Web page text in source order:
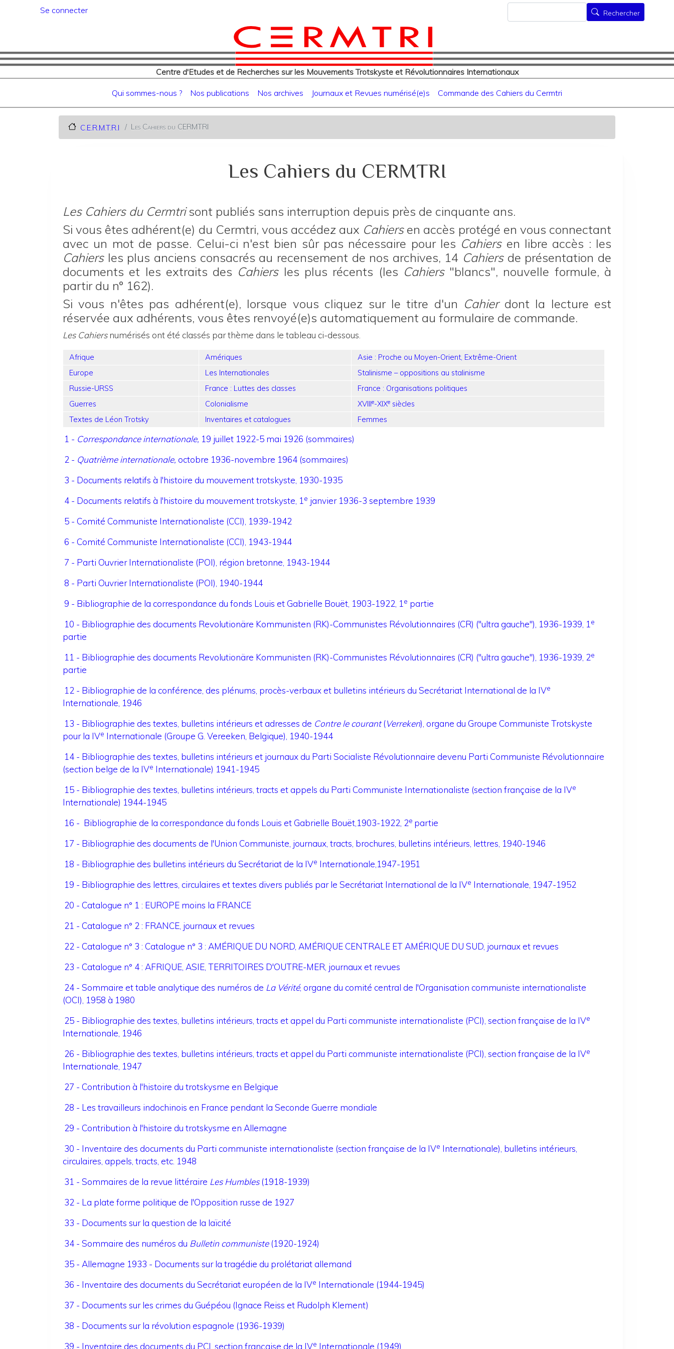
contenu
principal
Menu du compte de l'utilisateur
Se connecter
Centre d'Etudes et de Recherches sur les Mouvements Trotskyste et Révolutionnaires Internationaux
Rechercher
Rechercher
Navigation principale
Qui sommes-nous ? Nos publications Nos archives Journaux et Revues numérisé(e)s Commande des Cahiers du Cermtri
C.E.R.M.T.R.I Les Cahiers du CERMTRI
Les Cahiers du CERMTRI
Les Cahiers du Cermtrisont publiés sans interruption depuis près de cinquante ans.
Si vous êtes adhérent(e) du Cermtri, vous accédez aux Cahiersen accès protégé en vous connectant
avec un mot de passe. Celui-ci n'est bien sûr pas nécessaire pour les Cahiersen libre accès : les
Cahiers les plus anciens consacrés au recensement de nos archives, 14 Cahiersde présentation de
documents et les extraits des Cahiersles plus récents (les Cahiers"blancs", nouvelle formule, à
partir du n° 162).
Si vous n'êtes pas adhérent(e), lorsque vous cliquez sur le titre d'un Cahierdont la lecture est
réservée aux adhérents, vous êtes renvoyé(e)s automatiquement au formulaire de commande.
Les Cahiersnumérisés ont été classés par thème dans le tableau ci-dessous.
Afrique Amériques
Asie : Proche ou Moyen-Orient, Extrême-Orient
Europe
Les Internationales
Stalinisme – oppositions au stalinisme
Russie-URSS
France : Luttes des classes
France : Organisations politiques
Guerres
Colonialisme XVIIIe-XIXesiècles
Textes de Léon Trotsky
Inventaires et catalogues Femmes
1 - Correspondance internationale, 19 juillet 1922-5 mai 1926 (sommaires)
2 - Quatrième internationale,octobre 1936-novembre 1964 (sommaires)
3 - Documents relatifs à l'histoire du mouvement trotskyste, 1930-1935
4 - Documents relatifs à l'histoire du mouvement trotskyste, 1e janvier 1936-3 septembre 1939
5 - Comité Communiste Internationaliste (CCI), 1939-1942
6 - Comité Communiste Internationaliste (CCI), 1943-1944
7 - Parti Ouvrier Internationaliste (POI), région bretonne, 1943-1944
8 - Parti Ouvrier Internationaliste (POI), 1940-1944
9 - Bibliographie de la correspondance du fonds Louis et Gabrielle Bouët, 1903-1922, 1e partie
10 - Bibliographie des documents Revolutionäre Kommunisten (RK)-Communistes Révolutionnaires (CR) ("ultra gauche"), 1936-1939, 1e
partie
11 - Bibliographie des documents Revolutionäre Kommunisten (RK)-Communistes Révolutionnaires (CR) ("ultra gauche"), 1936-1939, 2e
partie
12 - Bibliographie de la conférence, des plénums, procès-verbaux et bulletins intérieurs du Secrétariat International de la IVe
Internationale, 1946
13 - Bibliographie des textes, bulletins intérieurs et adresses de Contre le courant(Verreken), organe du Groupe Communiste Trotskyste
pour la IVe Internationale (Groupe G. Vereeken, Belgique), 1940-1944
14 - Bibliographie des textes, bulletins intérieurs et journaux du Parti Socialiste Révolutionnaire devenu Parti Communiste Révolutionnaire
(section belge de la IVe Internationale) 1941-1945
15 - Bibliographie des textes, bulletins intérieurs, tracts et appels du Parti Communiste Internationaliste (section française de la IVe
Internationale) 1944-1945
16 - Bibliographie de la correspondance du fonds Louis et Gabrielle Bouët,1903-1922, 2e partie
17 - Bibliographie des documents de l'Union Communiste, journaux, tracts, brochures, bulletins intérieurs, lettres, 1940-1946
18 - Bibliographie des bulletins intérieurs du Secrétariat de la IVe Internationale,1947-1951
19 - Bibliographie des lettres, circulaires et textes divers publiés par le Secrétariat International de la IVe Internationale, 1947-1952
20 - Catalogue n° 1 : EUROPE moins la FRANCE
21 - Catalogue n° 2 : FRANCE, journaux et revues
22 - Catalogue n° 3 : Catalogue n° 3 : AMÉRIQUE DU NORD, AMÉRIQUE CENTRALE ET AMÉRIQUE DU SUD, journaux et revues
23 - Catalogue n° 4 : AFRIQUE, ASIE, TERRITOIRES D'OUTRE-MER, journaux et revues
24 - Sommaire et table analytique des numéros de La Vérité, organe du comité central de l'Organisation communiste internationaliste
(OCI), 1958 à 1980
25 - Bibliographie des textes, bulletins intérieurs, tracts et appel du Parti communiste internationaliste (PCI), section française de la IVe
Internationale, 1946
26 - Bibliographie des textes, bulletins intérieurs, tracts et appel du Parti communiste internationaliste (PCI), section française de la IVe
Internationale, 1947
27 - Contribution à l'histoire du trotskysme en Belgique
28 - Les travailleurs indochinois en France pendant la Seconde Guerre mondiale
29 - Contribution à l'histoire du trotskysme en Allemagne
30 - Inventaire des documents du Parti communiste internationaliste (section française de la IVe Internationale), bulletins intérieurs,
circulaires, appels, tracts, etc. 1948
31 - Sommaires de la revue littéraire Les Humbles(1918-1939)
32 - La plate forme politique de l'Opposition russe de 1927
33 - Documents sur la question de la laïcité
34 - Sommaire des numéros du Bulletin communiste(1920-1924)
35 - Allemagne 1933 - Documents sur la tragédie du prolétariat allemand
36 - Inventaire des documents du Secrétariat européen de la IVe Internationale (1944-1945)
37 - Documents sur les crimes du Guépéou (Ignace Reiss et Rudolph Klement)
38 - Documents sur la révolution espagnole (1936-1939)
39 - Inventaire des documents du PCI, section française de la IVe Internationale (1949)